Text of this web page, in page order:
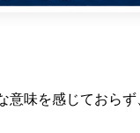
意味を感じておら